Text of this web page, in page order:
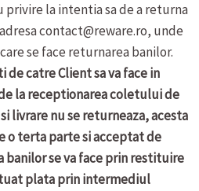
privire la intentia sa de a returna
contact@reware.ro, unde
se face returnarea banilor.
catre Client sa va face in
la receptionarea coletului de
livrare nu se returneaza, acesta
o terta parte si acceptat de
banilor se va face prin restituire
plata prin intermediul